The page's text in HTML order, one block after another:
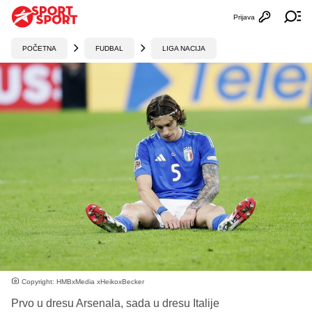
Otvori
Prijava
POČETNA FUDBAL LIGA NACIJA
Copyright: HMBxMedia xHeikoxBecker
Prvo u dresu Arsenala, sada u dresu Italije